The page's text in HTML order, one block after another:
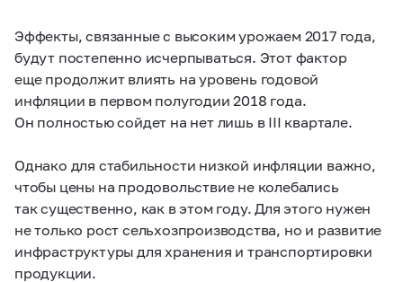
Эффекты, связанные с высоким урожаем 2017 года,
будут постепенно исчерпываться. Этот фактор
еще продолжит влиять на уровень годовой
инфляции в первом полугодии 2018 года.
Он полностью сойдет на нет лишь в III квартале.
Однако для стабильности низкой инфляции важно,
чтобы цены на продовольствие не колебались
так существенно, как в этом году. Для этого нужен
не только рост сельхозпроизводства, но и развитие
инфраструктуры для хранения и транспортировки
продукции.